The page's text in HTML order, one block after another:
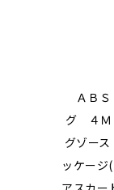
ＡＢ
グ ４Ｍ
グゾー
ッケージ